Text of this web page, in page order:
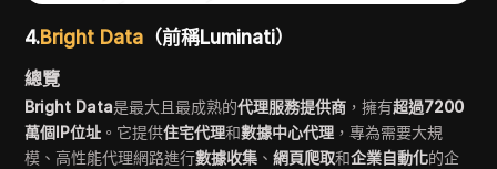
4.Bright Data （前稱Luminati）
總覽
Bright Data是最大且最成熟的代理服務提供商 ，擁有超過7200
萬個IP位址 。它提供住宅代理和數據中心代理 ，專為需要大規
模、高性能代理網路進行數據收集 、網頁爬取和企業自動化的企